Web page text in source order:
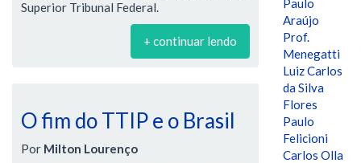
Superior Tribunal Federal.
+ continuar lendo
O fim do TTIP e o Brasil
Por Milton Lourenço
Araújo
Prof.
Menegatti
Luiz Carlos
da Silva
Flores
Paulo
Felicioni
Carlos Olla